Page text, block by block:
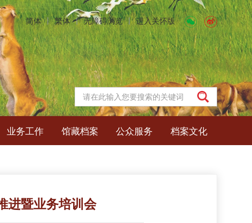
简体 丨 繁体 丨 无障碍浏览 丨 进入关怀版
业务工作 馆藏档案 公众服务 档案文化
进暨业务培训会